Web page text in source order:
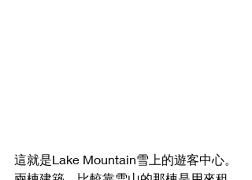
這就是Lake Mountain雪上的遊客中心。